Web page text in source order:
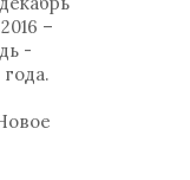
–
-
года.